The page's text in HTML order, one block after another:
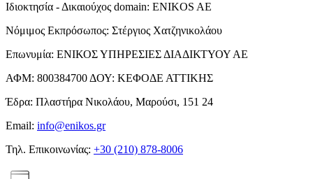
Ιδιοκτησία - Δικαιούχος domain: ENIKOS AE
Νόμιμος Εκπρόσωπος: Στέργιος Χατζηνικολάου
Επωνυμία: ΕΝΙΚΟΣ ΥΠΗΡΕΣΙΕΣ ΔΙΑΔΙΚΤΥΟΥ ΑΕ
ΑΦΜ: 800384700 ΔΟΥ: ΚΕΦΟΔΕ ΑΤΤΙΚΗΣ
Έδρα: Πλαστήρα Νικολάου, Μαρούσι, 151 24
Email: info@enikos.gr
Τηλ. Επικοινωνίας: +30 (210) 878-8006